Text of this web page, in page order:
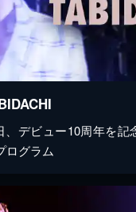
、デビュー10周年を記
ログラム